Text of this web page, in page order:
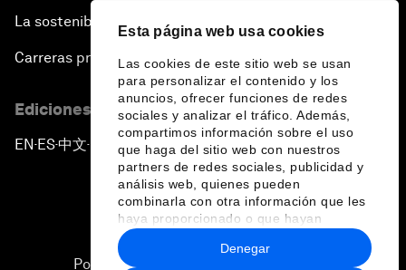
Esta página web usa cookies
Las cookies de este sitio web se usan
para personalizar el contenido y los
anuncios, ofrecer funciones de redes
sociales y analizar el tráfico. Además,
compartimos información sobre el uso
que haga del sitio web con nuestros
partners de redes sociales, publicidad y
análisis web, quienes pueden
combinarla con otra información que les
haya proporcionado o que hayan
recopilado a partir del uso que haya
hecho de sus servicios.
Denegar
La sostenibilidad en el Foro
Carreras profesionales
Ediciones en otros idiomas
EN ▪ES▪中文▪ 日本語
Política de privacidad y normas de uso